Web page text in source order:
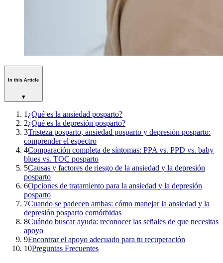
In this Article
▾
1 ¿Qué es la ansiedad posparto?
2¿Qué es la depresión posparto?
3Tristeza posparto, ansiedad posparto y depresión posparto:
comprender el espectro
4Comparación completa de síntomas: PPA vs. PPD vs. baby
blues vs. TOC posparto
5Causas y factores de riesgo de la ansiedad y la depresión
posparto
6Opciones de tratamiento para la ansiedad y la depresión
posparto
7Cuando se padecen ambas: cómo manejar la ansiedad y la
depresión posparto comórbidas
8Cuándo buscar ayuda: reconocer las señales de que necesitas
apoyo
9Encontrar el apoyo adecuado para tu recuperación
10Preguntas Frecuentes